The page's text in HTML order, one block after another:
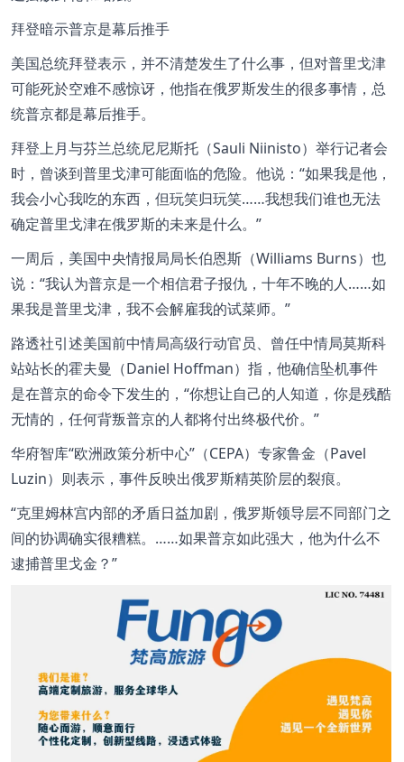
拜登暗示普京是幕后推手
美国总统拜登表示，并不清楚发生了什么事，但对普里戈津
可能死於空难不感惊讶，他指在俄罗斯发生的很多事情，总
统普京都是幕后推手。
拜登上月与芬兰总统尼尼斯托（Sauli Niinisto）举行记者会
时，曾谈到普里戈津可能面临的危险。他说：“如果我是他，
我会小心我吃的东西，但玩笑归玩笑……我想我们谁也无法
确定普里戈津在俄罗斯的未来是什么。”
一周后，美国中央情报局局长伯恩斯（Williams Burns）也
说：“我认为普京是一个相信君子报仇，十年不晚的人……如
果我是普里戈津，我不会解雇我的试菜师。”
路透社引述美国前中情局高级行动官员、曾任中情局莫斯科
站站长的霍夫曼（Daniel Hoffman）指，他确信坠机事件
是在普京的命令下发生的，“你想让自己的人知道，你是残酷
无情的，任何背叛普京的人都将付出终极代价。”
华府智库“欧洲政策分析中心”（CEPA）专家鲁金（Pavel
Luzin）则表示，事件反映出俄罗斯精英阶层的裂痕。
“克里姆林宫内部的矛盾日益加剧，俄罗斯领导层不同部门之
间的协调确实很糟糕。……如果普京如此强大，他为什么不
逮捕普里戈金？”